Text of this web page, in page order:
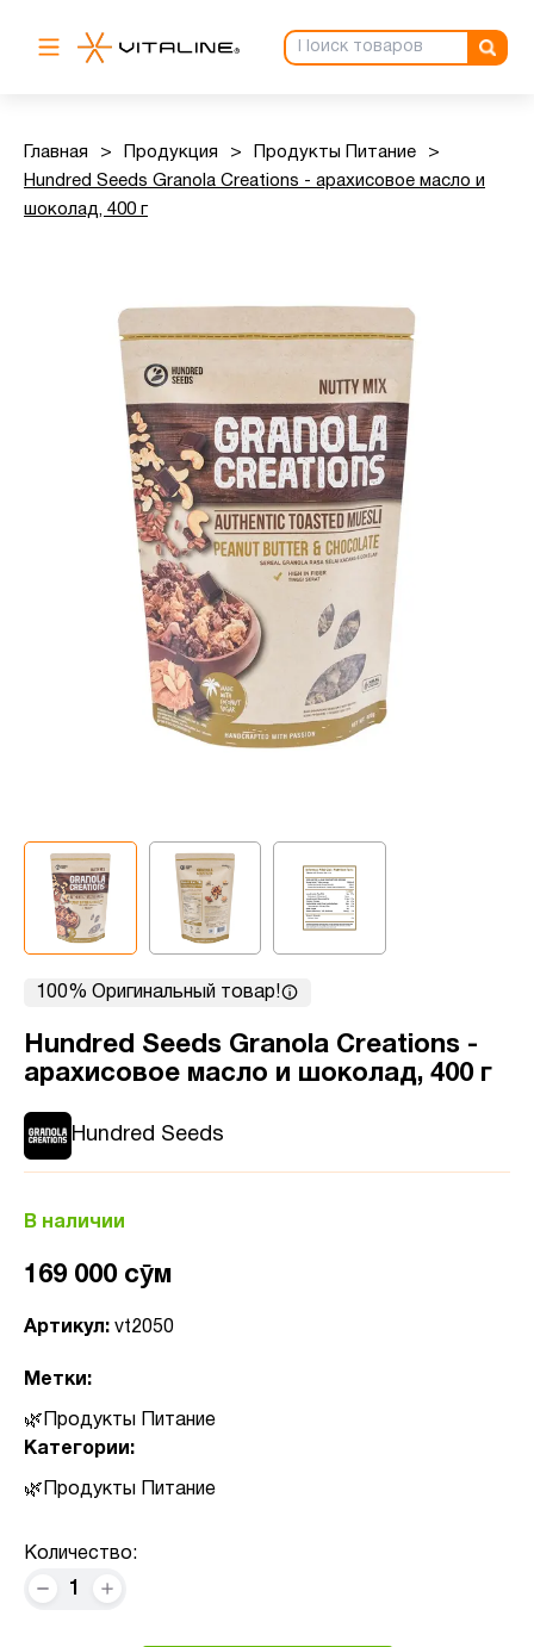
Главная > Продукция > Продукты Питание
>
Hundred Seeds Granola Creations - арахисовое масло и
шоколад, 400 г
100% Оригинальный товар!
Hundred Seeds Granola Creations -
арахисовое масло и шоколад, 400 г
Hundred Seeds
В наличии
169 000 сӯм
Артикул: vt2050
Метки:
Продукты Питание
Категории:
Продукты Питание
Количество:
1